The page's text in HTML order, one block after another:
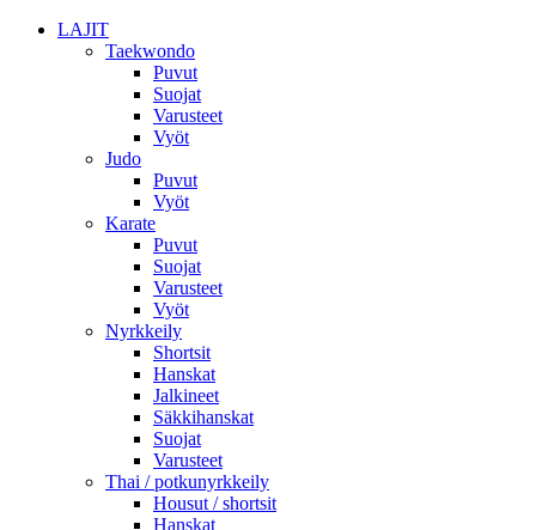
LAJIT
Taekwondo
Puvut
Suojat
Varusteet
Vyöt
Judo
Puvut
Vyöt
Karate
Puvut
Suojat
Varusteet
Vyöt
Nyrkkeily
Shortsit
Hanskat
Jalkineet
Säkkihanskat
Suojat
Varusteet
Thai / potkunyrkkeily
Housut / shortsit
Hanskat